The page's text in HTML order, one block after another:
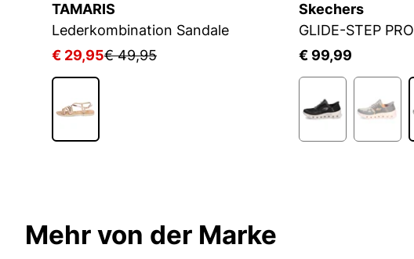
TAMARIS
Lederkombination Sandale
€ 29,95€ 49,95
Skechers
GLIDE-STEP PRO
€ 99,99
Mehr von der Marke